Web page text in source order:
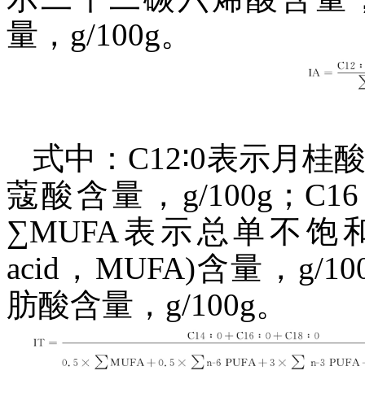
量，g/100g。
式中：C12∶0表示月桂
蔻酸含量，g/100g；
∑MUFA表示总单不饱
acid，MUFA)含量，g/
肪酸含量，g/100g。